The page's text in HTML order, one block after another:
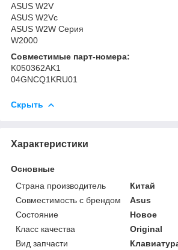
ASUS W2V
ASUS W2Vc
ASUS W2W Серия
W2000
Совместимые парт-номера:
K050362AK1
04GNCQ1KRU01
Скрыть
Характеристики
Основные
Страна производитель
Китай
Совместимость с брендом
Asus
Состояние
Новое
Класс качества
Original
Вид запчасти